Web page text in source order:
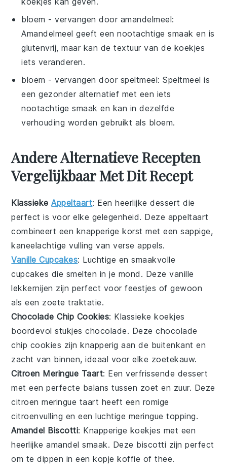
bloem - vervangen door amandelmeel:
Amandelmeel geeft een nootachtige smaak en is
glutenvrij, maar kan de textuur van de koekjes
iets veranderen.
bloem - vervangen door speltmeel: Speltmeel is
een gezonder alternatief met een iets
nootachtige smaak en kan in dezelfde
verhouding worden gebruikt als bloem.
Andere Alternatieve Recepten
Vergelijkbaar Met Dit Recept
KlassiekeAppeltaart: Een heerlijkedessert die
perfect is voor elke gelegenheid. Deze appeltaart
combineert een knapperige korst met een sappige,
kaneelachtige vulling van verseappels.
Vanille Cupcakes: Luchtige en smaakvolle
cupcakes die smelten in je mond. Dezevanille
lekkernijen zijn perfect voor feestjes of gewoon
als een zoete traktatie.
Chocolade Chip Cookies: Klassiekekoekjes
boordevol stukjeschocolade. Dezechocolade
chip cookies zijn knapperig aan de buitenkant en
zacht van binnen, ideaal voor elke zoetekauw.
Citroen Meringue Taart: Een verfrissende dessert
met een perfecte balans tussen zoet en zuur. Deze
citroen meringue taart heeft een romige
citroenvulling en een luchtige meringue topping.
Amandel Biscotti: Knapperige koekjes met een
heerlijkeamandel smaak. Deze biscotti zijn perfect
om te dippen in een kopjekoffie ofthee.